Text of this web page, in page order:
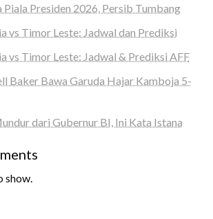
Piala Presiden 2026, Persib Tumbang
vs Timor Leste: Jadwal dan Prediksi
vs Timor Leste: Jadwal & Prediksi AFF
Baker Bawa Garuda Hajar Kamboja 5-
dari Gubernur BI, Ini Kata Istana
show.